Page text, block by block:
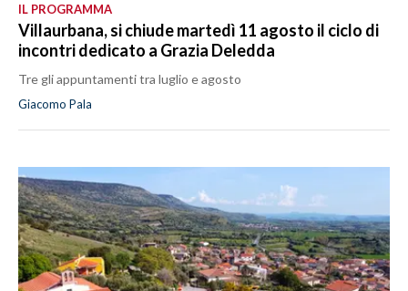
IL PROGRAMMA
Villaurbana, si chiude martedì 11 agosto il ciclo di
incontri dedicato a Grazia Deledda
Tre gli appuntamenti tra luglio e agosto
Giacomo Pala